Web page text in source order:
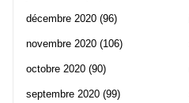
décembre 2020 (96)
novembre 2020 (106)
octobre 2020 (90)
septembre 2020 (99)